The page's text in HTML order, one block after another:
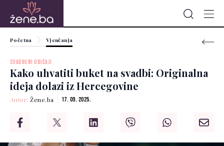
Početna Vjenčanja
SVADBENI OBIČAJI
Kako uhvatiti buket na svadbi: Originalna
ideja dolazi iz Hercegovine
Autor:Žene.ba 17. 09. 2025.